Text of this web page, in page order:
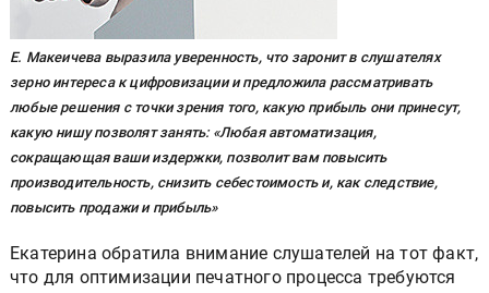
Е. Макеичева выразила уверенность, что заронит в слушателях
зерно интереса к цифровизации и предложила рассматривать
любые решения с точки зрения того, какую прибыль они принесут,
какую нишу позволят занять: «Любая автоматизация,
сокращающая ваши издержки, позволит вам повысить
производительность, снизить себестоимость и, как следствие,
повысить продажи и прибыль»
Екатерина обратила внимание слушателей на тот факт,
что для оптимизации печатного процесса требуются